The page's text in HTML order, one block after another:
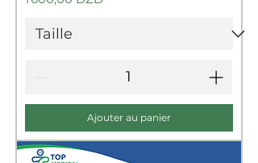
Ajouter au panier